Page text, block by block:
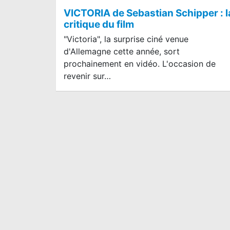
VICTORIA de Sebastian Schipper :
critique du film
"Victoria", la surprise ciné venue
d'Allemagne cette année, sort
prochainement en vidéo. L'occasion de
revenir sur…